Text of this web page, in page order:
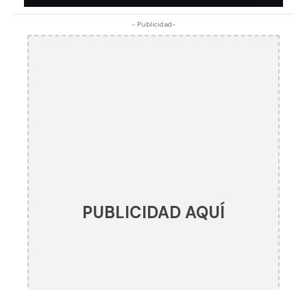
- Publicidad-
PUBLICIDAD AQUÍ